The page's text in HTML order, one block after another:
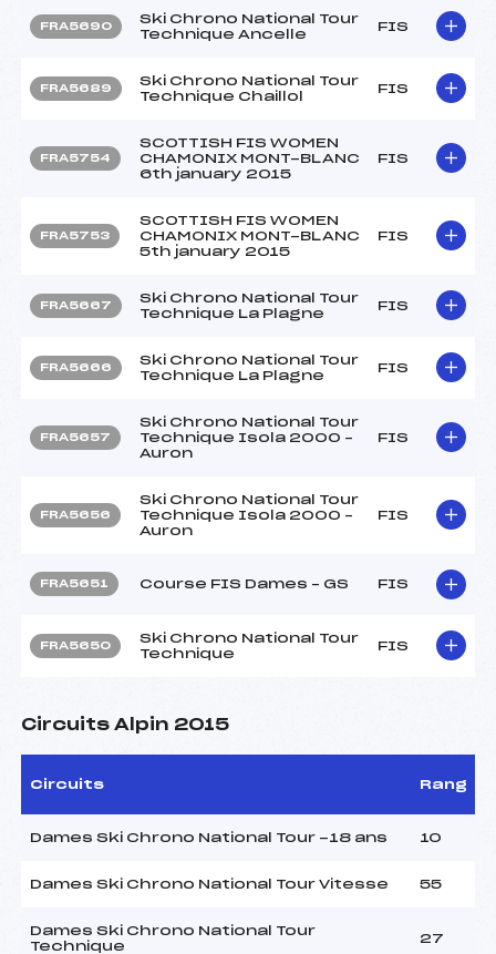
FRA5690
Ski Chrono National Tour
Technique Ancelle
FIS
FRA5689
Ski Chrono National Tour
Technique Chaillol
FIS
FRA5754
SCOTTISH FIS WOMEN
CHAMONIX MONT-BLANC
6th january 2015
FIS
FRA5753
SCOTTISH FIS WOMEN
CHAMONIX MONT-BLANC
5th january 2015
FIS
FRA5667
Ski Chrono National Tour
Technique La Plagne
FIS
FRA5666
Ski Chrono National Tour
Technique La Plagne
FIS
FRA5657
Ski Chrono National Tour
Technique Isola 2000 –
Auron
FIS
FRA5656
Ski Chrono National Tour
Technique Isola 2000 –
Auron
FIS
FRA5651 Course FIS Dames – GS FIS
FRA5650
Ski Chrono National Tour
Technique
FIS
Circuits Alpin 2015
Circuits Rang
Dames Ski Chrono National Tour -18 ans 10
Dames Ski Chrono National Tour Vitesse 55
Dames Ski Chrono National Tour
Technique
27